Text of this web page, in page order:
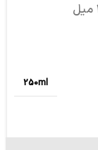
250ml